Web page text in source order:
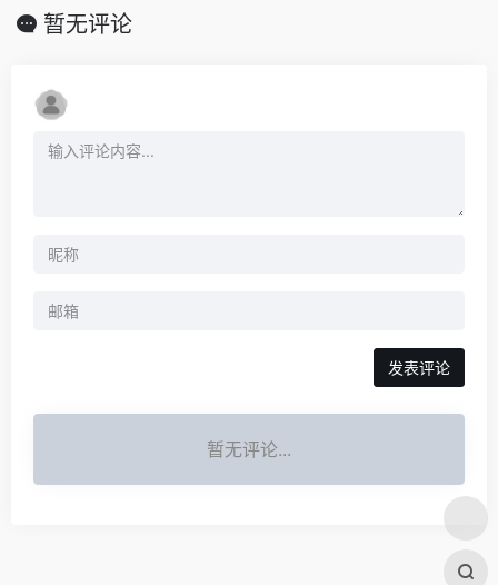
暂无评论
发表评论
暂无评论...